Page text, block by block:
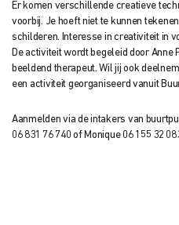
Er komen verschillende creatieve
voorbij. Je hoeft niet te kunnen
schilderen. Interesse in creativiteit in
De activiteit wordt begeleid door Anne
beeldend therapeut. Wil jij ook
een activiteit georganiseerd vanuit
Aanmelden via de intakers van
06 831 76 740 of Monique 06 155 32